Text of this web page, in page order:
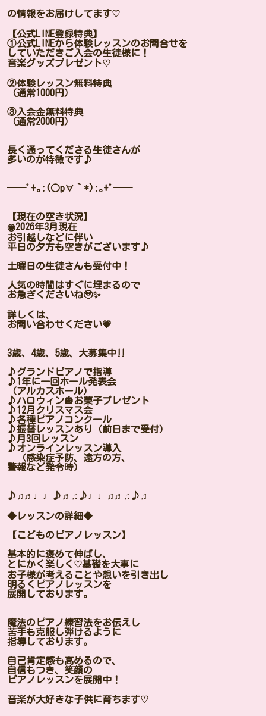
の情報をお届けしてます♡
【公式LINE登録特典】
①公式LINEから体験レッスンのお問合せを
していただきご入会の生徒様に！
音楽グッズプレゼント♡
②体験レッスン無料特典
（通常1000円）
③入会金無料特典
（通常2000円）
長く通ってくださる生徒さんが
多いのが特徴です♪
──ﾟ+｡:(○p∀｀*):｡+ﾟ──
【現在の空き状況】
◉2026年3月現在
お引越しなどに伴い
平日の夕方も空きがございます♪
土曜日の生徒さんも受付中！
人気の時間はすぐに埋まるので
お急ぎくださいね🥹✨
詳しくは、
お問い合わせください💗
3歳、4歳、5歳、大募集中‼️
♪グランドピアノで指導
♪1年に一回ホール発表会
（アルカスホール）
♪ハロウィン🎃お菓子プレゼント
♪12月クリスマス会
♪各種ピアノコンクール
♪振替レッスンあり（前日まで受付）
♪月3回レッスン
♪オンラインレッスン導入
（感染症予防、遠方の方、
警報など発令時）
♪♫♬♩♩♪♬♫♪♩♩♫♬♫♪♫
◆レッスンの詳細◆
【こどものピアノレッスン】
基本的に褒めて伸ばし、
とにかく楽しく♡基礎を大事に
お子様が考えることや想いを引き出し
明るくピアノレッスンを
展開しております。
魔法のピアノ練習法をお伝えし
苦手も克服し弾けるように
指導しております。
自己肯定感も高めるので、
自信もつき、笑顔の
ピアノレッスンを展開中！
音楽が大好きな子供に育ちます♡